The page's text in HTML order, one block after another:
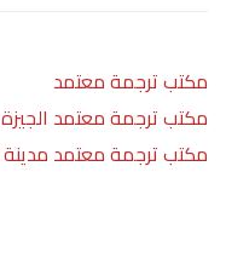
مكتب ترجمة معتمد
مكتب ترجمة معتمد الجيزة
مكتب ترجمة معتمد مدينة